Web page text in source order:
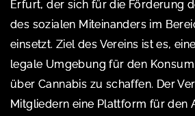
Erfurt, der sich für die Förderung
des sozialen Miteinanders im
einsetzt. Ziel des Vereins ist es,
legale Umgebung für den
über Cannabis zu schaffen. Der
Mitgliedern eine Plattform für den